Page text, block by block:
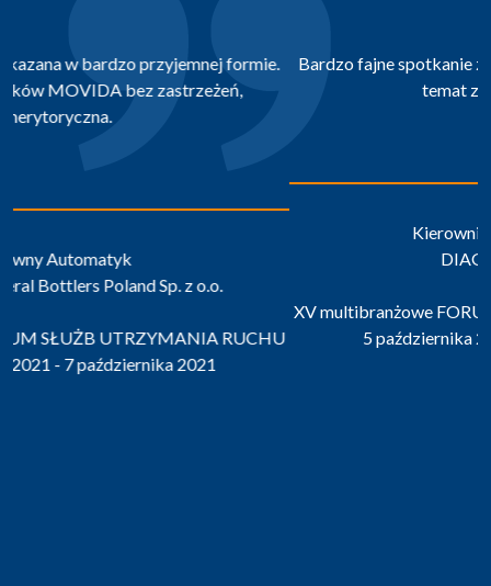
Bardzo fajne spotkanie z ludźmi z branży. Daje spojrzenie na
temat z innej perspektywy.
XV multibranżowe FORUM SŁUŻB UTRZYMANIA RUCHU
5 października 2021 - 7 października 2021